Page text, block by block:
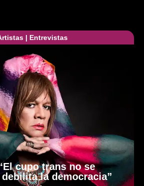
| Entrevistas
cupo trans no se
la democracia”